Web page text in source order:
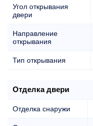
Угол открывания
двери
Направление
открывания
Тип открывания
Отделка двери
Отделка снаружи